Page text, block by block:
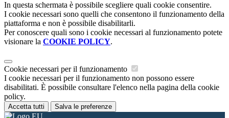
In questa schermata è possibile scegliere quali cookie consentire.
I cookie necessari sono quelli che consentono il funzionamento della
piattaforma e non è possibile disabilitarli.
Per conoscere quali sono i cookie necessari al funzionamento potete
visionare la COOKIE POLICY.
Cookie necessari per il funzionamento
I cookie necessari per il funzionamento non possono essere
disabilitati. È possibile consultare l'elenco nella pagina della cookie
policy.
Accetta tutti Salva le preferenze